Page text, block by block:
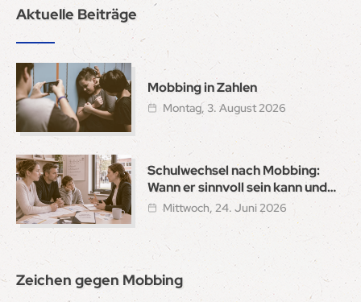
Zeichen gegen Mobbing
Aktuelle Beiträge
Mobbing in Zahlen
Montag, 3. August 2026
Schulwechsel nach Mobbing:
Wann er sinnvoll sein kann und
wie ein sicherer Neustart gelingt
Mittwoch, 24. Juni 2026